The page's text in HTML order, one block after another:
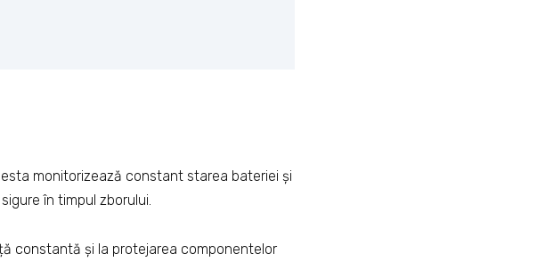
monitorizează constant starea bateriei și
în timpul zborului.
constantă și la protejarea componentelor